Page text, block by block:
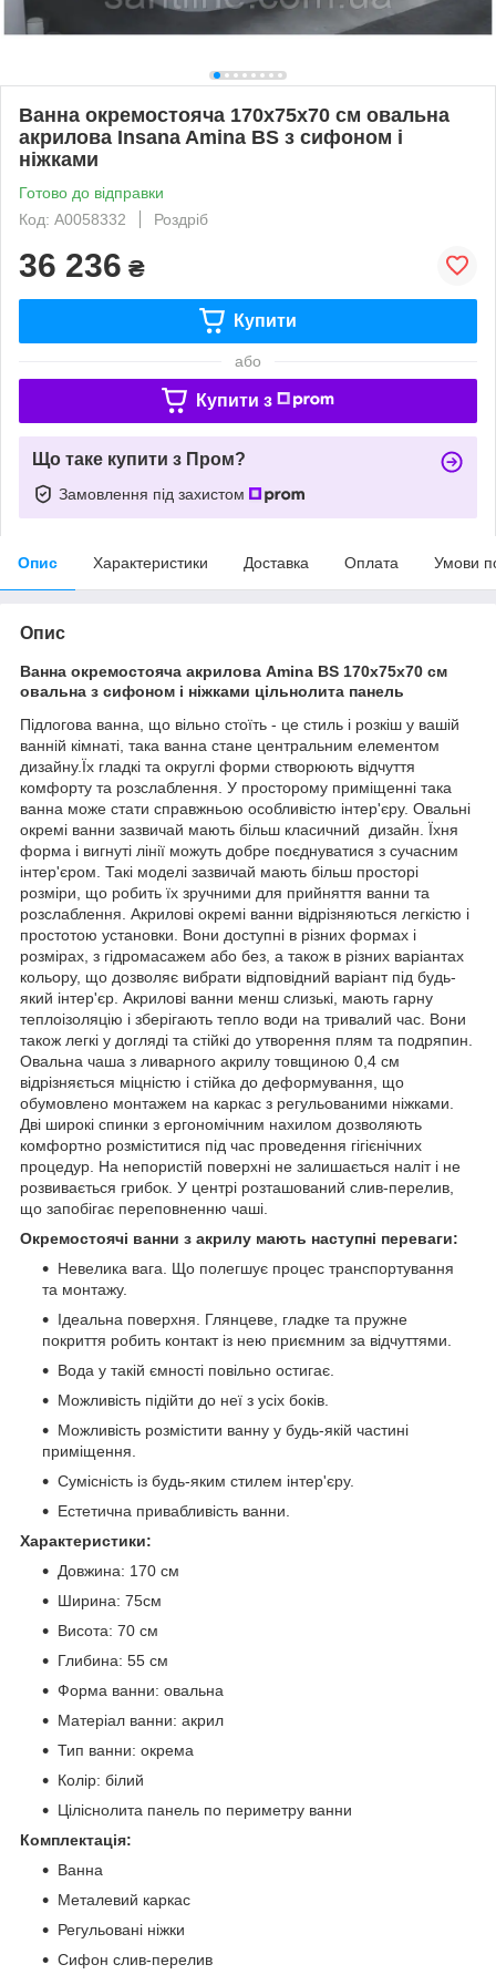
Ванна окремостояча 170х75х70 см овальна
акрилова Insana Amina BS з сифоном і
ніжками
Готово до відправки
Код: А0058332
Роздріб
36 236 ₴
Купити
або
Купити з
Що таке купити з Пром?
Замовлення під захистом
Опис Характеристики Доставка Оплата Умови
Опис
Ванна окремостояча акрилова Amina BS 170х75х70 см
овальна з сифоном і ніжками цільнолита панель
Підлогова ванна, що вільно стоїть - це стиль і розкіш у вашій
ванній кімнаті, така ванна стане центральним елементом
дизайну.Їх гладкі та округлі форми створюють відчуття
комфорту та розслаблення. У просторому приміщенні така
ванна може стати справжньою особливістю інтер'єру. Овальні
окремі ванни зазвичай мають більш класичний дизайн. Їхня
форма і вигнуті лінії можуть добре поєднуватися з сучасним
інтер'єром. Такі моделі зазвичай мають більш просторі
розміри, що робить їх зручними для прийняття ванни та
розслаблення. Акрилові окремі ванни відрізняються легкістю і
простотою установки. Вони доступні в різних формах і
розмірах, з гідромасажем або без, а також в різних варіантах
кольору, що дозволяє вибрати відповідний варіант під будь-
який інтер'єр. Акрилові ванни менш слизькі, мають гарну
теплоізоляцію і зберігають тепло води на тривалий час. Вони
також легкі у догляді та стійкі до утворення плям та подряпин.
Овальна чаша з ливарного акрилу товщиною 0,4 см
відрізняється міцністю і стійка до деформування, що
обумовлено монтажем на каркас з регульованими ніжками.
Дві широкі спинки з ергономічним нахилом дозволяють
комфортно розміститися під час проведення гігієнічних
процедур. На непористій поверхні не залишається наліт і не
розвивається грибок. У центрі розташований слив-перелив,
що запобігає переповненню чаші.
Окремостоячі ванни з акрилу мають наступні переваги:
Невелика вага. Що полегшує процес транспортування
та монтажу.
Ідеальна поверхня. Глянцеве, гладке та пружне
покриття робить контакт із нею приємним за відчуттями.
Вода у такій ємності повільно остигає.
Можливість підійти до неї з усіх боків.
Можливість розмістити ванну у будь-якій частині
приміщення.
Сумісність із будь-яким стилем інтер'єру.
Естетична привабливість ванни.
Характеристики:
Довжина: 170 см
Ширина: 75см
Висота: 70 см
Глибина: 55 см
Форма ванни: овальна
Матеріал ванни: акрил
Тип ванни: окрема
Колір: білий
Ціліснолита панель по периметру ванни
Комплектація:
Ванна
Металевий каркас
Регульовані ніжки
Сифон слив-перелив